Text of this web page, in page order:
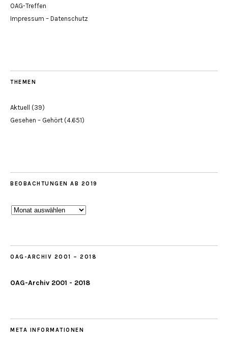
OAG-Treffen
Impressum – Datenschutz
THEMEN
Aktuell
(39)
Gesehen – Gehört (4.651)
BEOBACHTUNGEN AB 2019
Beobachtungen
OAG-ARCHIV 2001 – 2018
OAG-Archiv 2001 - 2018
META INFORMATIONEN